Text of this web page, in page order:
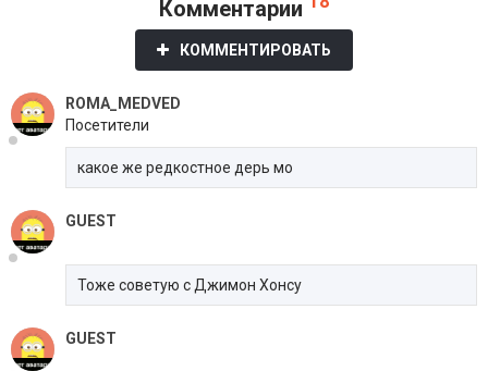
Комментарии
КОММЕНТИРОВАТЬ
ROMA_MEDVED
Посетители
какое же редкостное дерь мо
GUEST
Тоже советую с Джимон Хонсу
GUEST